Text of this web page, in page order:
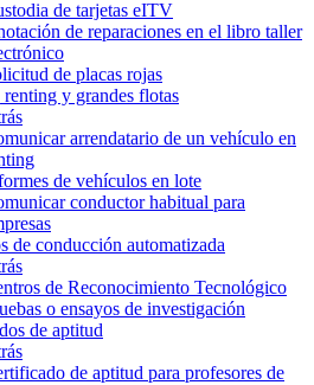
de tarjetas eITV
de reparaciones en el libro taller
de placas rojas
y grandes flotas
arrendatario de un vehículo en
de vehículos en lote
conductor habitual para
de conducción automatizada
de Reconocimiento Tecnológico
o ensayos de investigación
de aptitud
de aptitud para profesores de